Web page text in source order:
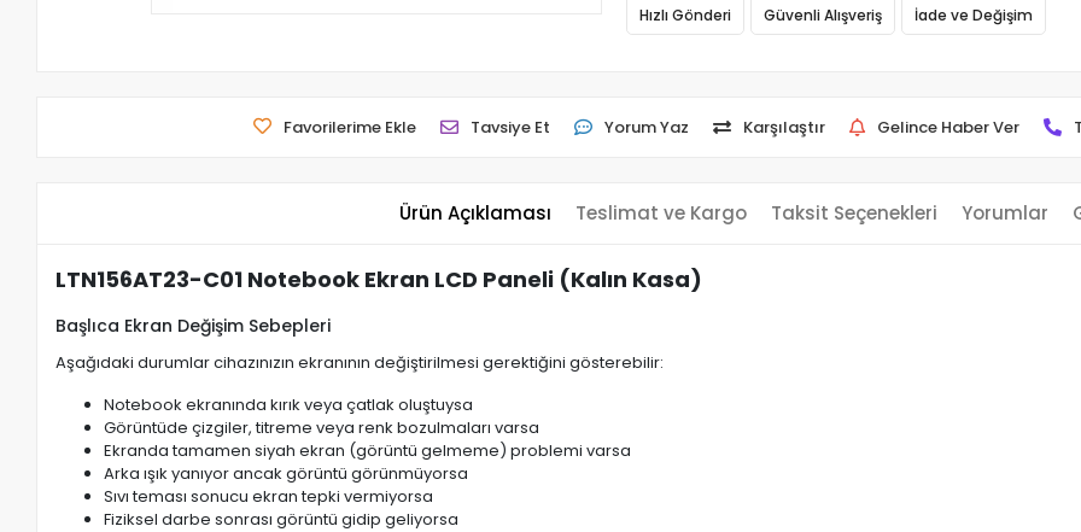
Hızlı Gönderi Güvenli Alışveriş İade ve Değişim
Favorilerime Ekle Tavsiye Et Yorum Yaz Karşılaştır Gelince Haber Ver
Ürün Açıklaması Teslimat ve Kargo Taksit Seçenekleri Yorumlar
LTN156AT23-C01 Notebook Ekran LCD Paneli (Kalın Kasa)
Başlıca Ekran Değişim Sebepleri
Aşağıdaki durumlar cihazınızın ekranının değiştirilmesi gerektiğini gösterebilir:
Notebook ekranında kırık veya çatlak oluştuysa
Görüntüde çizgiler, titreme veya renk bozulmaları varsa
Ekranda tamamen siyah ekran (görüntü gelmeme) problemi varsa
Arka ışık yanıyor ancak görüntü görünmüyorsa
Sıvı teması sonucu ekran tepki vermiyorsa
Fiziksel darbe sonrası görüntü gidip geliyorsa